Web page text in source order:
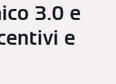
3.0 e
e